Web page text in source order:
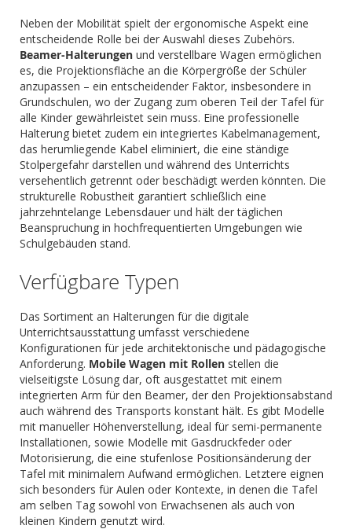
Neben der Mobilität spielt der ergonomische Aspekt eine
entscheidende Rolle bei der Auswahl dieses Zubehörs.
Beamer-Halterungen und verstellbare Wagen ermöglichen
es, die Projektionsfläche an die Körpergröße der Schüler
anzupassen – ein entscheidender Faktor, insbesondere in
Grundschulen, wo der Zugang zum oberen Teil der Tafel für
alle Kinder gewährleistet sein muss. Eine professionelle
Halterung bietet zudem ein integriertes Kabelmanagement,
das herumliegende Kabel eliminiert, die eine ständige
Stolpergefahr darstellen und während des Unterrichts
versehentlich getrennt oder beschädigt werden könnten. Die
strukturelle Robustheit garantiert schließlich eine
jahrzehntelange Lebensdauer und hält der täglichen
Beanspruchung in hochfrequentierten Umgebungen wie
Schulgebäuden stand.
Verfügbare Typen
Das Sortiment an Halterungen für die digitale
Unterrichtsausstattung umfasst verschiedene
Konfigurationen für jede architektonische und pädagogische
Anforderung. Mobile Wagen mit Rollen stellen die
vielseitigste Lösung dar, oft ausgestattet mit einem
integrierten Arm für den Beamer, der den Projektionsabstand
auch während des Transports konstant hält. Es gibt Modelle
mit manueller Höhenverstellung, ideal für semi-permanente
Installationen, sowie Modelle mit Gasdruckfeder oder
Motorisierung, die eine stufenlose Positionsänderung der
Tafel mit minimalem Aufwand ermöglichen. Letztere eignen
sich besonders für Aulen oder Kontexte, in denen die Tafel
am selben Tag sowohl von Erwachsenen als auch von
kleinen Kindern genutzt wird.